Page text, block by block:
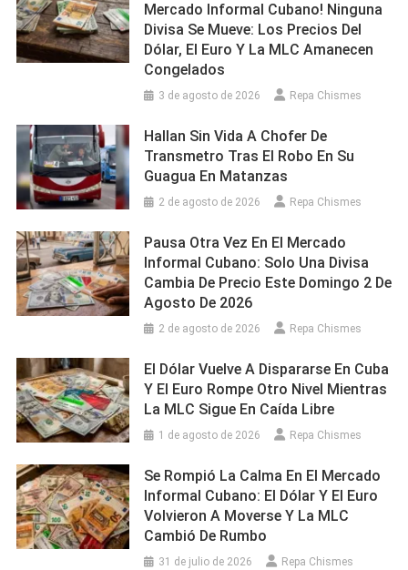
Mercado Informal Cubano! Ninguna
Divisa Se Mueve: Los Precios Del
Dólar, El Euro Y La MLC Amanecen
Congelados
3 de agosto de 2026 Repa Chismes
Hallan Sin Vida A Chofer De
Transmetro Tras El Robo En Su
Guagua En Matanzas
2 de agosto de 2026 Repa Chismes
Pausa Otra Vez En El Mercado
Informal Cubano: Solo Una Divisa
Cambia De Precio Este Domingo 2 De
Agosto De 2026
2 de agosto de 2026 Repa Chismes
El Dólar Vuelve A Dispararse En Cuba
Y El Euro Rompe Otro Nivel Mientras
La MLC Sigue En Caída Libre
1 de agosto de 2026 Repa Chismes
Se Rompió La Calma En El Mercado
Informal Cubano: El Dólar Y El Euro
Volvieron A Moverse Y La MLC
Cambió De Rumbo
31 de julio de 2026 Repa Chismes